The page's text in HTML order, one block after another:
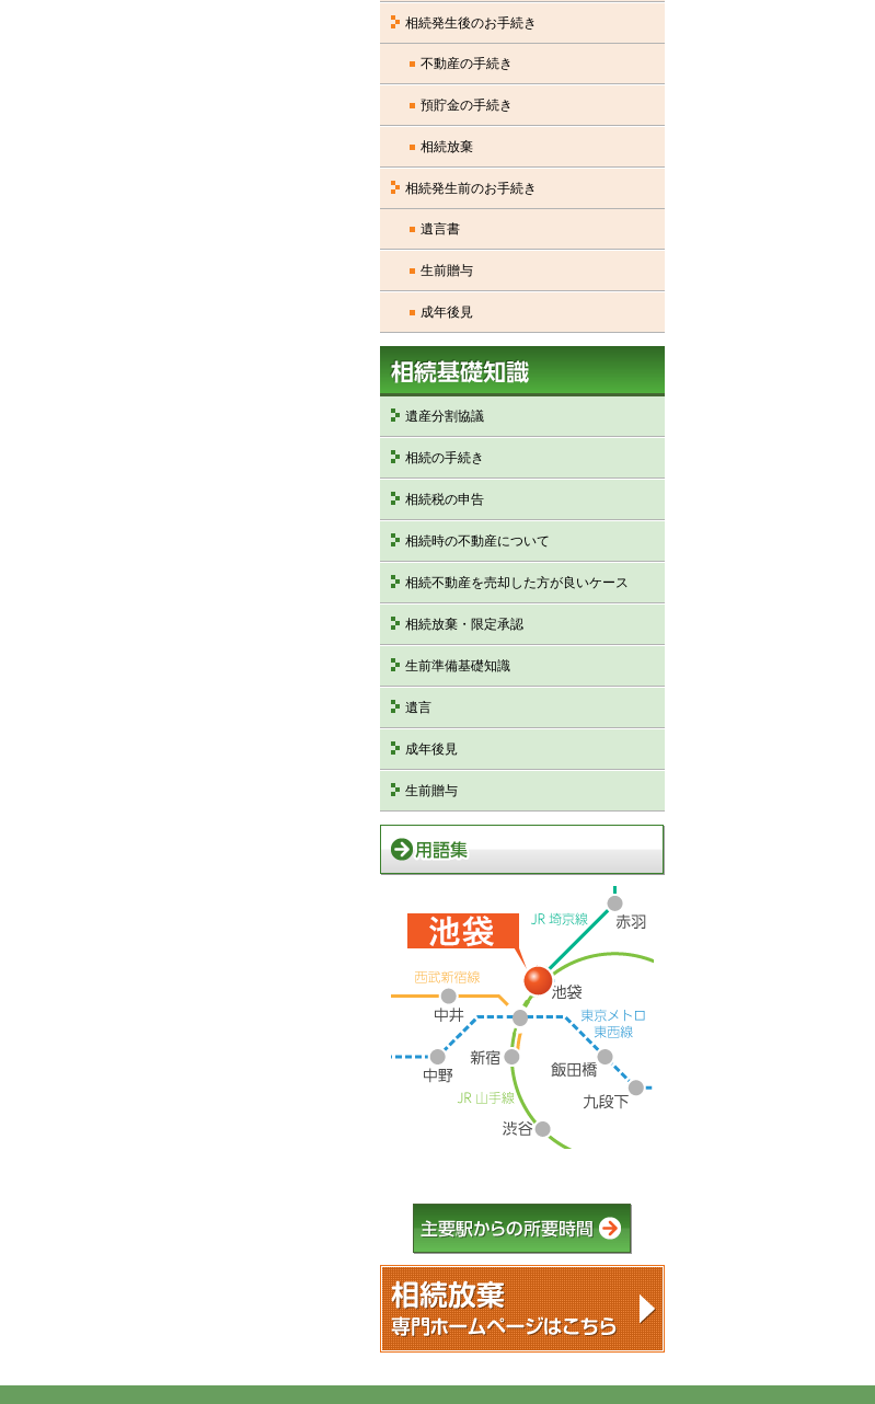
相続発生後のお手続き
不動産の手続き
預貯金の手続き
相続放棄
相続発生前のお手続き
遺言書
生前贈与
成年後見
遺産分割協議
相続の手続き
相続税の申告
相続時の不動産について
相続不動産を売却した方が良いケース
相続放棄・限定承認
生前準備基礎知識
遺言
成年後見
生前贈与